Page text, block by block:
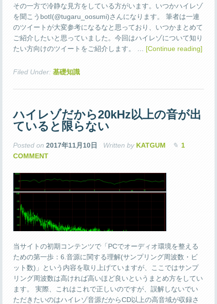
その一方で冷静な見方をしている方がいます。いつかハイレゾ
を聞こうbotI(‏@tugaru_oosumi)さんになります。 筆者は一連
のツイートが大変参考になるなと思っており、いつかまとめて
ご紹介したいと思っていました。今回はハイレゾについて知り
たい方向けのツイートをご紹介します。 … [Continue reading]
Filed Under: 基礎知識
ハイレゾだから20kHz以上の音が出
ていると限らない
Posted on 2017年11月10日 Written by KATGUM
1
COMMENT
当サイトの初期コンテンツで「PCでオーディオ環境を整える
ための第一歩：6.音源に関する理解(サンプリング周波数・ビ
ット数)」という内容を取り上げていますが、ここではサンプ
リング周波数は高ければ高いほど良いというまとめ方をしてい
ます。 実際、これはこれで正しいのですが、誤解しないでい
ただきたいのはハイレゾ音源だからCD以上の高音域が収録さ